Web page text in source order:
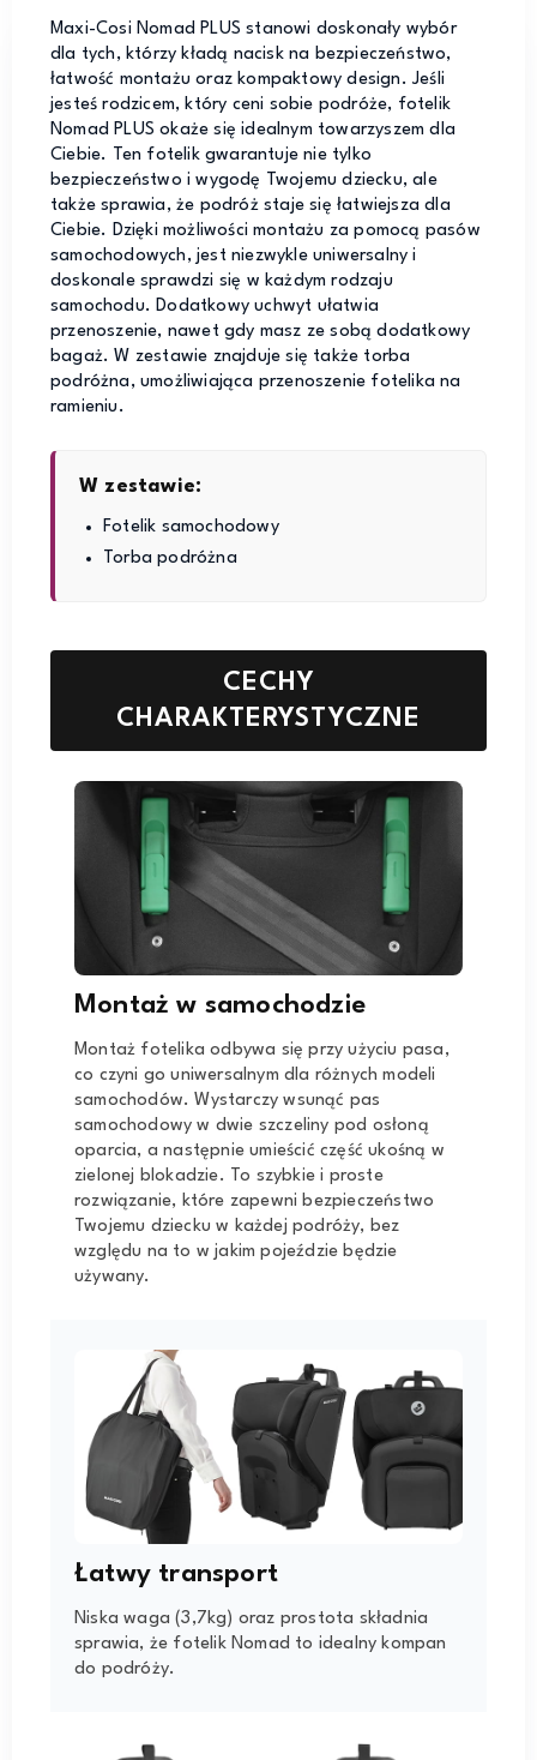
Maxi-Cosi Nomad PLUS stanowi doskonały wybór
dla tych, którzy kładą nacisk na bezpieczeństwo,
łatwość montażu oraz kompaktowy design. Jeśli
jesteś rodzicem, który ceni sobie podróże, fotelik
Nomad PLUS okaże się idealnym towarzyszem dla
Ciebie. Ten fotelik gwarantuje nie tylko
bezpieczeństwo i wygodę Twojemu dziecku, ale
także sprawia, że podróż staje się łatwiejsza dla
Ciebie. Dzięki możliwości montażu za pomocą pasów
samochodowych, jest niezwykle uniwersalny i
doskonale sprawdzi się w każdym rodzaju
samochodu. Dodatkowy uchwyt ułatwia
przenoszenie, nawet gdy masz ze sobą dodatkowy
bagaż. W zestawie znajduje się także torba
podróżna, umożliwiająca przenoszenie fotelika na
ramieniu.
W zestawie:
Fotelik samochodowy
Torba podróżna
CECHY
CHARAKTERYSTYCZNE
Montaż w samochodzie
Montaż fotelika odbywa się przy użyciu pasa,
co czyni go uniwersalnym dla różnych modeli
samochodów. Wystarczy wsunąć pas
samochodowy w dwie szczeliny pod osłoną
oparcia, a następnie umieścić część ukośną w
zielonej blokadzie. To szybkie i proste
rozwiązanie, które zapewni bezpieczeństwo
Twojemu dziecku w każdej podróży, bez
względu na to w jakim pojeździe będzie
używany.
Łatwy transport
Niska waga (3,7kg) oraz prostota składnia
sprawia, że fotelik Nomad to idealny kompan
do podróży.